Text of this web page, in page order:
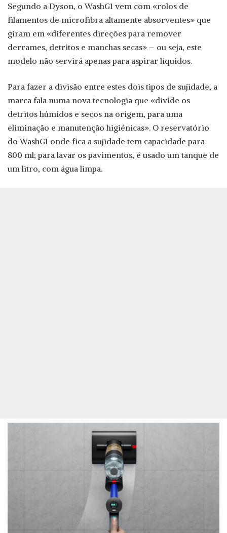
Segundo a Dyson, o WashG1 vem com «rolos de
filamentos de microfibra altamente absorventes» que
giram em «diferentes direções para remover
derrames, detritos e manchas secas» – ou seja, este
modelo não servirá apenas para aspirar líquidos.
Para fazer a divisão entre estes dois tipos de sujidade, a
marca fala numa nova tecnologia que «divide os
detritos húmidos e secos na origem, para uma
eliminação e manutenção higiénicas». O reservatório
do WashG1 onde fica a sujidade tem capacidade para
800 ml; para lavar os pavimentos, é usado um tanque de
um litro, com água limpa.